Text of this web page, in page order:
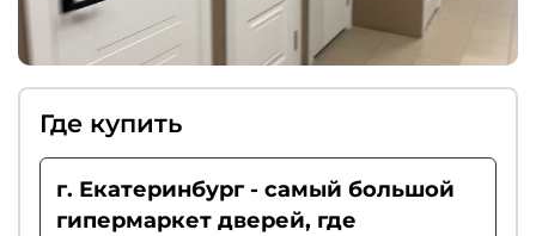
Где купить
г. Екатеринбург - самый большой
гипермаркет дверей, где